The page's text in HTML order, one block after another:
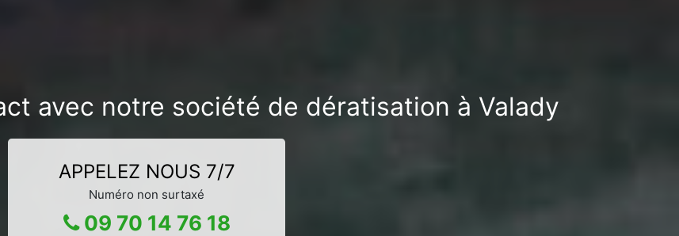
avec notre société de dératisation à Valady
APPELEZ NOUS 7/7
Numéro non surtaxé
09 70 14 76 18